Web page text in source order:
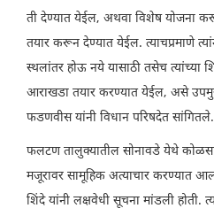
ती देण्यात येईल, अथवा विशेष योजना
तयार करून देण्यात येईल. त्याचप्रमाणे
स्थलांतर होऊ नये यासाठी तसेच त्यांच्या
आराखडा तयार करण्यात येईल, असे
फडणवीस यांनी विधान परिषदेत सांगितले.
फलटण तालुक्यातील सोनावडे येथे कोळसा
मजूरावर सामूहिक अत्याचार करण्यात
शिंदे यांनी लक्षवेधी सूचना मांडली होती.